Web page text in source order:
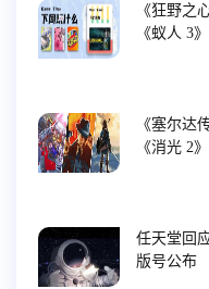
《狂野之
《蚁人 3
《塞尔达
《消光 2
任天堂回
版号公布